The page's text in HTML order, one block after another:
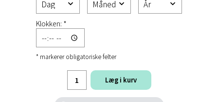
Klokken: *
* markerer obligatoriske felter
Læg i kurv